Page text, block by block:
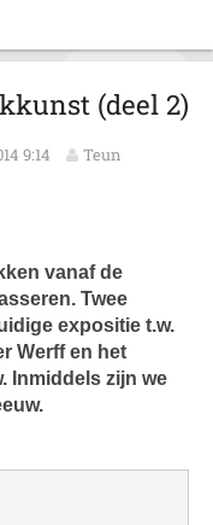
(deel 2)
9:14
Teun
vanaf de
Twee
expositie t.w.
Werff en het
Inmiddels zijn we